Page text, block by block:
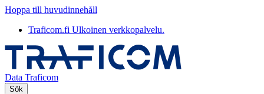
Hoppa till huvudinnehåll
Traficom.fi Ulkoinen verkkopalvelu.
Data Traficom
Sök